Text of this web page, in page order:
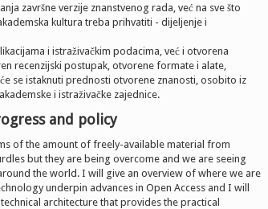
završne verzije znanstvenog rada, već na sve što
kultura treba prihvatiti - dijeljenje i
i istraživačkim podacima, već i otvorena
recenzijski postupak, otvorene formate i alate,
se istaknuti prednosti otvorene znanosti, osobito iz
i istraživačke zajednice.
and policy
of the amount of freely-available material from
but they are being overcome and we are seeing
the world. I will give an overview of where we are
underpin advances in Open Access and I will
architecture that provides the practical